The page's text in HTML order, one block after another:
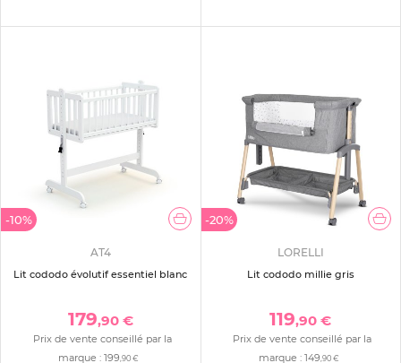
-10%
AT4
Lit cododo évolutif essentiel blanc
179,90 €
Prix de vente conseillé par la
marque :199,90 €
-20%
LORELLI
Lit cododo millie gris
119,90 €
Prix de vente conseillé par la
marque : 149,90 €